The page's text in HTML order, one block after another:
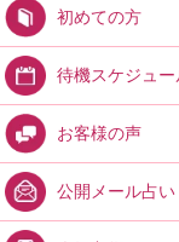
初めての方
待機スケジュー
お客様の声
公開メール占い